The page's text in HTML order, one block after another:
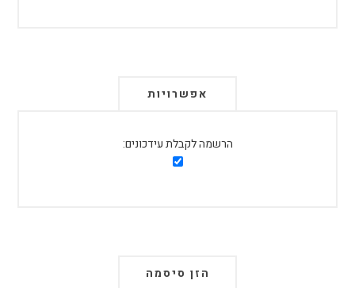
אפשרויות
הרשמה לקבלת עידכונים:
הזן סיסמה